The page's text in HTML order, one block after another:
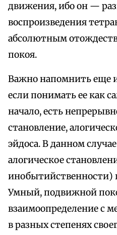
движения, ибо он —
воспроизведения
абсолютным
покоя.
Важно напомнить еще
если понимать ее как
начало, есть
становление,
эйдоса. В данном
алогическое
инобытийственности)
Умный, подвижной
взаимоопределение с
в разных степенях